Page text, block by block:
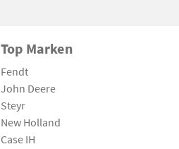
Top Marken
Fendt
John Deere
Steyr
New Holland
Case IH